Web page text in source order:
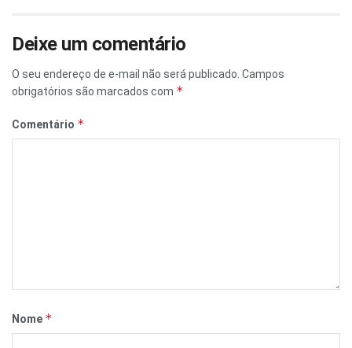
Deixe um comentário
O seu endereço de e-mail não será publicado. Campos
obrigatórios são marcados com *
Comentário *
Nome *